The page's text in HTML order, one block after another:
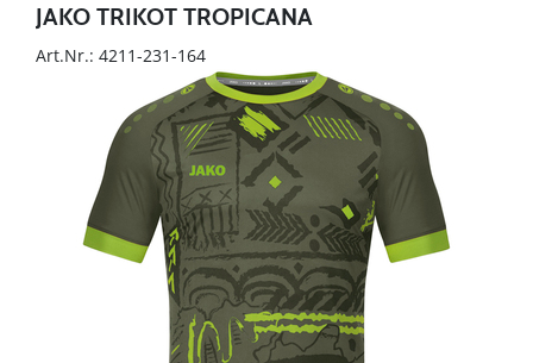
JAKO TRIKOT TROPICANA
Art.Nr.: 4211-231-164